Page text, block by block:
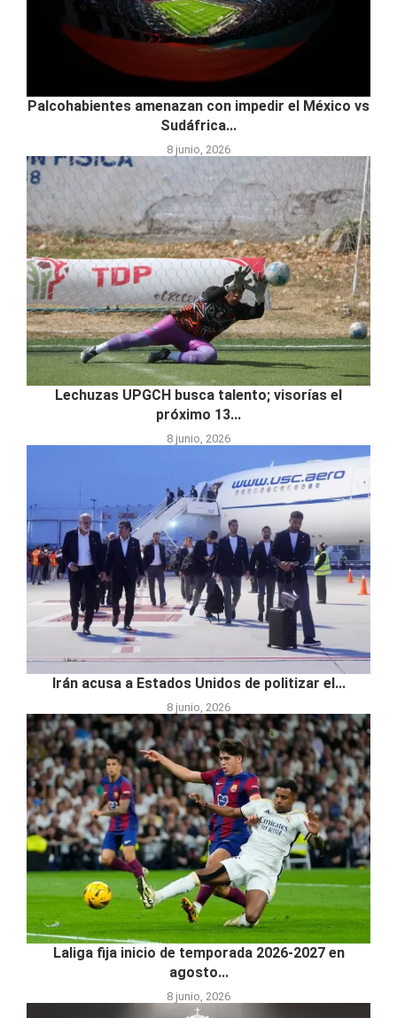
Palcohabientes amenazan con impedir el México vs
Sudáfrica...
8 junio, 2026
Lechuzas UPGCH busca talento; visorías el
próximo 13...
8 junio, 2026
Irán acusa a Estados Unidos de politizar el...
8 junio, 2026
Laliga fija inicio de temporada 2026-2027 en
agosto...
8 junio, 2026